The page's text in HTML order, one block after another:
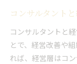
コンサルタント
コンサルタントと
とで、経営改善や
れば、経営層はコ